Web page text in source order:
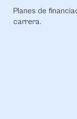
Conoce Bienestar